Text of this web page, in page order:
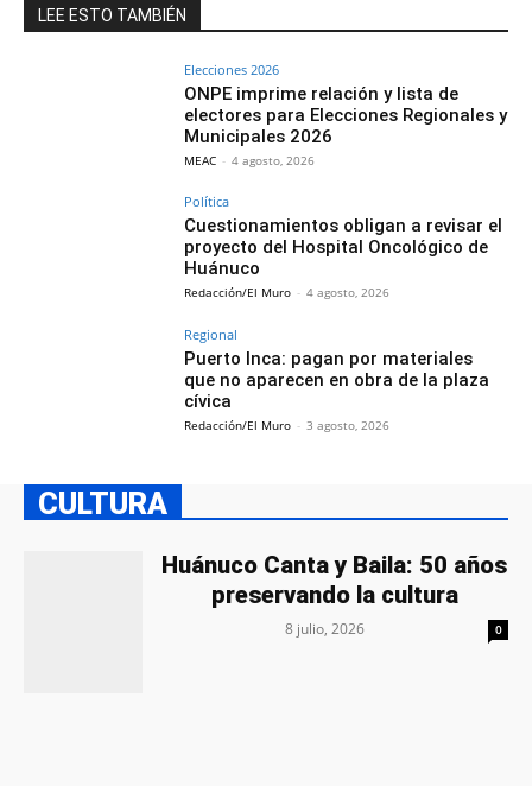
LEE ESTO TAMBIÉN
Elecciones 2026
ONPE imprime relación y lista de
electores para Elecciones Regionales y
Municipales 2026
MEAC - 4 agosto, 2026
Política
Cuestionamientos obligan a revisar el
proyecto del Hospital Oncológico de
Huánuco
Redacción/El Muro - 4 agosto, 2026
Regional
Puerto Inca: pagan por materiales
que no aparecen en obra de la plaza
cívica
Redacción/El Muro - 3 agosto, 2026
CULTURA
Huánuco Canta y Baila: 50 años
preservando la cultura
8 julio, 2026 0